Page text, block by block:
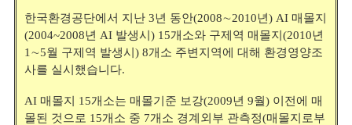
한국환경공단에서 지난 3년 동안(2008∼2010년) AI 매몰지
(2004~2008년 AI 발생시) 15개소와 구제역 매몰지(2010년
1∼5월 구제역 발생시) 8개소 주변지역에 대해 환경영양조
사를 실시했습니다.
AI 매몰지 15개소는 매몰기준 보강(2009년 9월) 이전에 매
몰된 것으로 15개소 중 7개소 경계외부 관측정(매몰지로부